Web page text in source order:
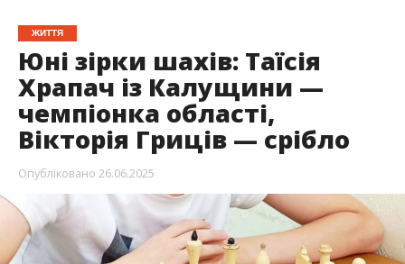
ЖИТТЯ
Юні зірки шахів: Таїсія
Храпач із Калущини —
чемпіонка області,
Вікторія Гриців — срібло
Опубліковано 26.06.2025